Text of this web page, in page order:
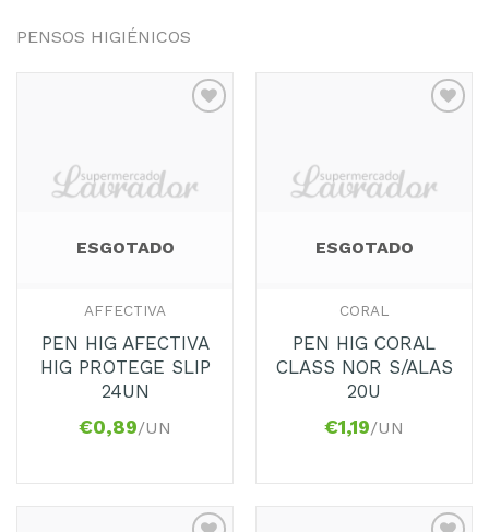
PENSOS HIGIÉNICOS
Favoritos
ESGOTADO
AFFECTIVA
PEN HIG AFECTIVA
HIG PROTEGE SLIP
24UN
€0,89/UN
Favoritos
ESGOTADO
CORAL
PEN HIG CORAL
CLASS NOR S/ALAS
20U
€1,19/UN